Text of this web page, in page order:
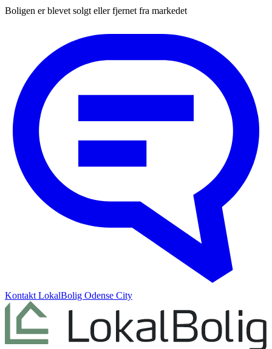
Boligen er blevet solgt eller fjernet fra markedet
Kontakt LokalBolig Odense City